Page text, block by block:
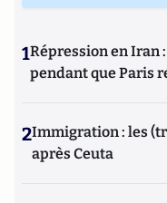
1Répression en Iran
pendant que Paris
2Immigration : les
après Ceuta